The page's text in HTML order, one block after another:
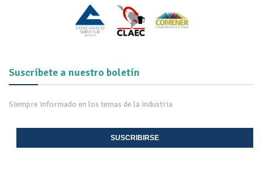
Suscríbete a nuestro boletín
Siempre informado en los temas de la industria
SUSCRIBIRSE